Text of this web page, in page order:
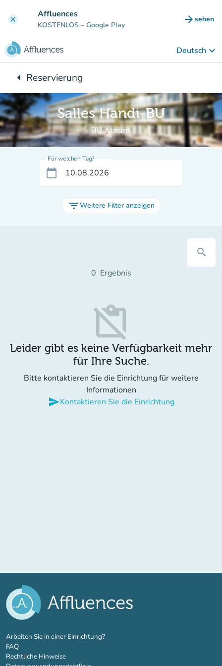
clear Affluences
KOSTENLOS – Google Play arrow_forward sehen
(new
Deutsch keyboard_arrow_down
arrow_leftZurück zu:
Reservierung
Salles Handi-BU
BU Atrium
Für welchen Tag?
calendar_today
filter_listWeitere Filter anzeigen
search
0 Ergebnis
content_paste_off
Leider gibt es keine Verfügbarkeit mehr
für Ihre Suche.
Bitte kontaktieren Sie die Einrichtung für weitere
Informationen
sendKontaktieren Sie die Einrichtung
Arbeiten Sie in einer Einrichtung?(new tab)
FAQ
Rechtliche Hinweise